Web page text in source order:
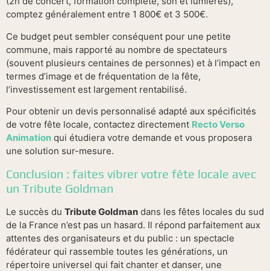
comptez généralement entre 1 800€ et 3 500€.
Ce budget peut sembler conséquent pour une petite
commune, mais rapporté au nombre de spectateurs
(souvent plusieurs centaines de personnes) et à l’impact en
termes d’image et de fréquentation de la fête,
l’investissement est largement rentabilisé.
Pour obtenir un devis personnalisé adapté aux spécificités
de votre fête locale, contactez directement Recto Verso
Animation qui étudiera votre demande et vous proposera
une solution sur-mesure.
Conclusion : faites vibrer votre fête locale avec
un Tribute Goldman
Le succès du Tribute Goldman dans les fêtes locales du sud
de la France n’est pas un hasard. Il répond parfaitement aux
attentes des organisateurs et du public : un spectacle
fédérateur qui rassemble toutes les générations, un
répertoire universel qui fait chanter et danser, une